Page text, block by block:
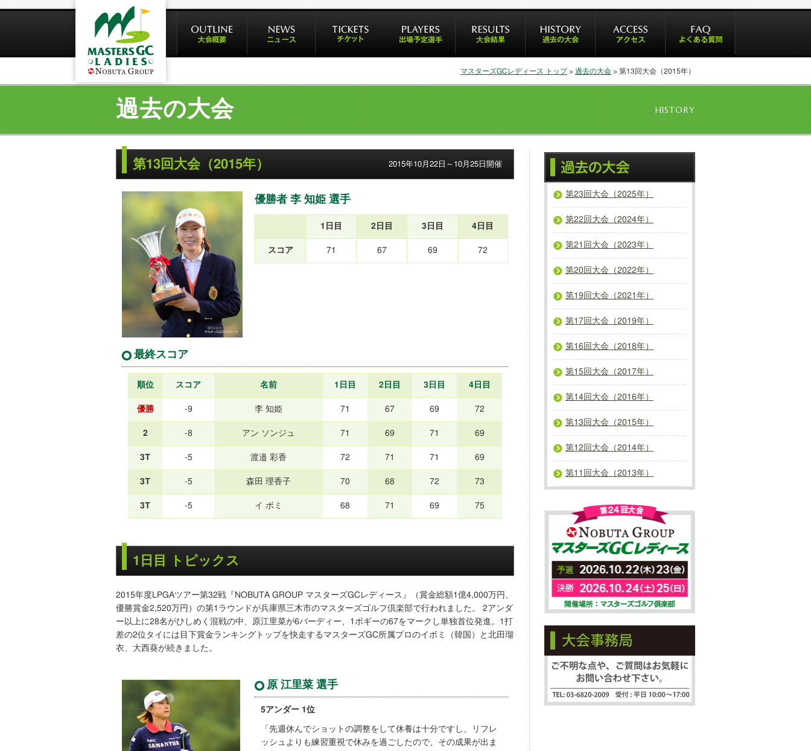
マスターズGCレディース トップ> 過去の大会 > 第13回大会（2015年）
過去の大会 HISTORY
第13回大会（2015年） 2015年10月22日～10月25日開催
優勝者 李 知姫 選手
1日目 2日目 3日目 4日目
スコア 71 67 69 72
最終スコア
順位 スコア 名前 1日目 2日目 3日目 4日目
優勝 -9 李 知姫 71 67 69 72
2 -8 アン ソンジュ 71 69 71 69
3T -5 渡邉 彩香 72 71 71 69
3T -5 森田 理香子 70 68 72 73
3T -5 イ ボミ 68 71 69 75
1日目 トピックス
2015年度LPGAツアー第32戦『NOBUTA GROUP マスターズGCレディース』（賞金総額1億4,000万円、
優勝賞金2,520万円）の第1ラウンドが兵庫県三木市のマスターズゴルフ倶楽部で行われました。 2アンダ
ー以上に28名がひしめく混戦の中、原江里菜が6バーディー、1ボギーの67をマークし単独首位発進。1打
差の2位タイには目下賞金ランキングトップを快走するマスターズGC所属プロのイボミ（韓国）と北田瑠
衣、大西葵が続きました。
原 江里菜 選手
5アンダー 1位
「先週休んでショットの調整をして休養は十分ですし、リフレ
ッシュよりも練習重視で休みを過ごしたので、その成果が出ま
第23回大会（2025年）
第22回大会（2024年）
第21回大会（2023年）
第20回大会（2022年）
第19回大会（2021年）
第17回大会（2019年）
第16回大会（2018年）
第15回大会（2017年）
第14回大会（2016年）
第13回大会（2015年）
第12回大会（2014年）
第11回大会（2013年）